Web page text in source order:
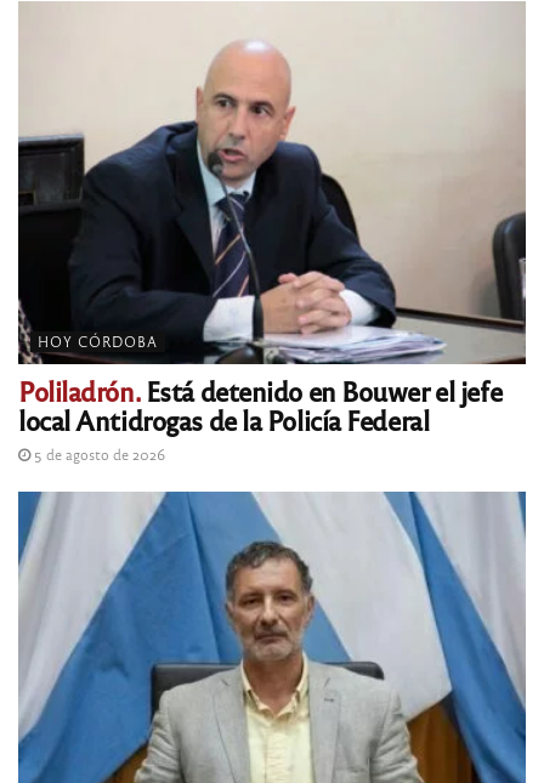
HOY CÓRDOBA
Poliladrón.Está detenido en Bouwer el jefe
local Antidrogas de la Policía Federal
5 de agosto de 2026